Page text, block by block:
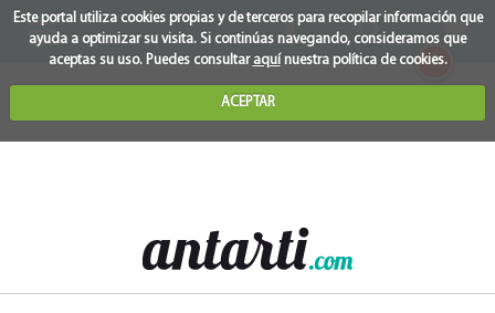
Este portal utiliza cookies propias y de terceros para recopilar información que
ayuda a optimizar su visita. Si continúas navegando, consideramos que
aceptas su uso. Puedes consultar aquínuestra política de cookies.
ACEPTAR
0